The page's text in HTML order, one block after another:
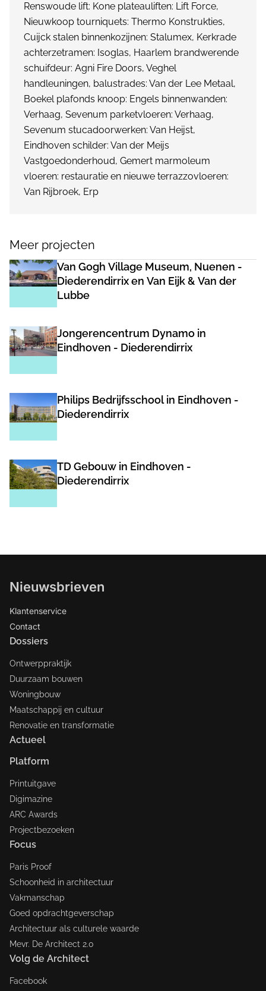
Renswoude lift: Kone plateauliften: Lift Force,
Nieuwkoop tourniquets: Thermo Konstrukties,
Cuijck stalen binnenkozijnen: Stalumex, Kerkrade
achterzetramen: Isoglas, Haarlem brandwerende
schuifdeur: Agni Fire Doors, Veghel
handleuningen, balustrades: Van der Lee Metaal,
Boekel plafonds knoop: Engels binnenwanden:
Verhaag, Sevenum parketvloeren: Verhaag,
Sevenum stucadoorwerken: Van Heijst,
Eindhoven schilder: Van der Meijs
Vastgoedonderhoud, Gemert marmoleum
vloeren: restauratie en nieuwe terrazzovloeren:
Van Rijbroek, Erp
Meer projecten
Van Gogh Village Museum, Nuenen -
Diederendirrix en Van Eijk & Van der
Lubbe
Jongerencentrum Dynamo in
Eindhoven - Diederendirrix
Philips Bedrijfsschool in Eindhoven -
Diederendirrix
TD Gebouw in Eindhoven -
Diederendirrix
Nieuwsbrieven
Klantenservice
Contact
Dossiers
Ontwerppraktijk
Duurzaam bouwen
Woningbouw
Maatschappij en cultuur
Renovatie en transformatie
Actueel
Platform
Printuitgave
Digimazine
ARC Awards
Projectbezoeken
Focus
Paris Proof
Schoonheid in architectuur
Vakmanschap
Goed opdrachtgeverschap
Architectuur als culturele waarde
Mevr. De Architect 2.0
Volg de Architect
Facebook